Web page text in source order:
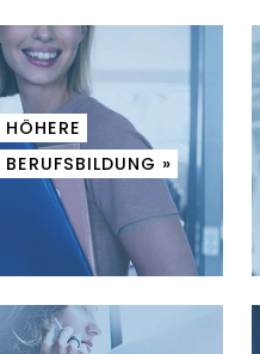
HÖHERE
BERUFSBILDUNG »